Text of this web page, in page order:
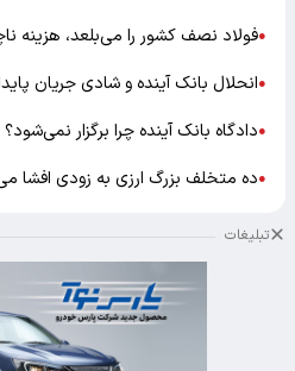
●فولاد نصف کشور را می‌بلعد، هزینه
●انحلال بانک آینده و شادی جریان
●دادگاه بانک آینده چرا برگزار نمی‌شود؟
●ده متخلف بزرگ ارزی به زودی افشا
تبلیغات